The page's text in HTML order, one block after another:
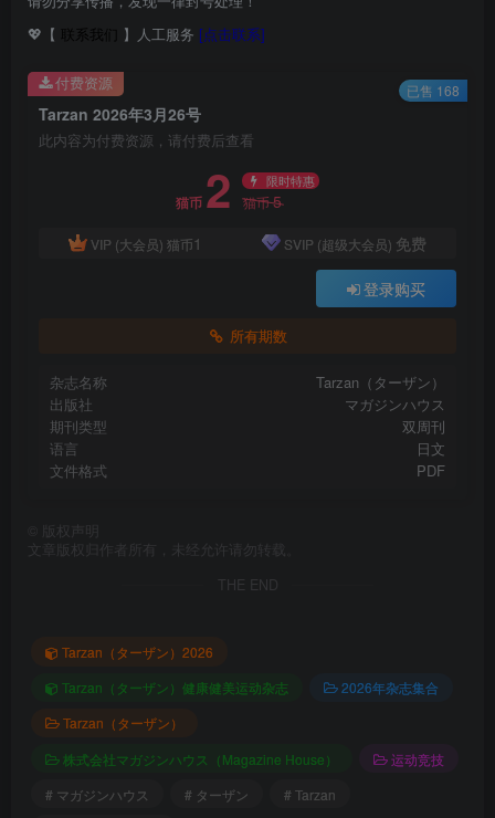
💖【 联系我们 】人工服务 [点击联系]
Tarzan 2026年3月26号
此内容为付费资源，请付费后查看
猫币 2 限时特惠
猫币5
VIP (大会员) 猫币1 SVIP (超级大会员) 免费
登录购买
所有期数
杂志名称
Tarzan（ターザン）
出版社
マガジンハウス
期刊类型
双周刊
语言
日文
文件格式
PDF
付费资源 已售 168
版权声明
文章版权归作者所有，未经允许请勿转载。
THE END
Tarzan（ターザン）2026
Tarzan（ターザン）健康健美运动杂志
2026年杂志集合
Tarzan（ターザン）
株式会社マガジンハウス（Magazine House）
运动竞技
# マガジンハウス
# ターザン
# Tarzan